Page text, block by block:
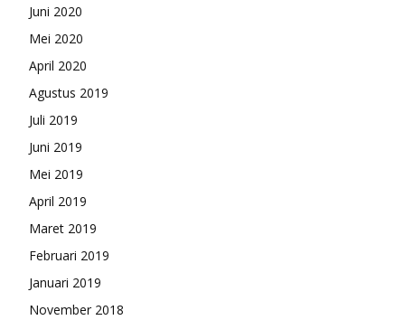
Juni 2020
Mei 2020
April 2020
Agustus 2019
Juli 2019
Juni 2019
Mei 2019
April 2019
Maret 2019
Februari 2019
Januari 2019
November 2018